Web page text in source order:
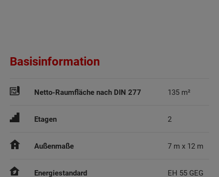
Basisinformation
Netto-Raumfläche nach DIN 277 135 m²
Etagen 2
Außenmaße 7 m x 12 m
Energiestandard EH 55 GEG